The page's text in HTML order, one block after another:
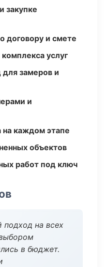
закупке
договору и смете
услуг
замеров и
и
на каждом этапе
объектов
работ под ключ
на всех
в бюджет.